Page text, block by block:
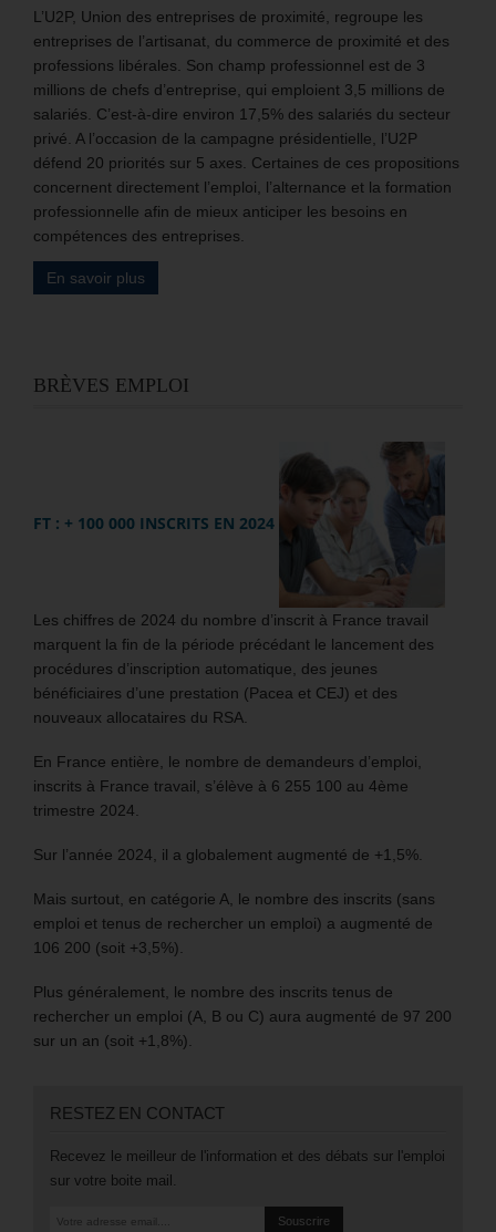
L’U2P, Union des entreprises de proximité, regroupe les
entreprises de l’artisanat, du commerce de proximité et des
professions libérales. Son champ professionnel est de 3
millions de chefs d’entreprise, qui emploient 3,5 millions de
salariés. C’est-à-dire environ 17,5% des salariés du secteur
privé. A l’occasion de la campagne présidentielle, l’U2P
défend 20 priorités sur 5 axes. Certaines de ces propositions
concernent directement l’emploi, l’alternance et la formation
professionnelle afin de mieux anticiper les besoins en
compétences des entreprises.
En savoir plus
BRÈVES EMPLOI
FT : + 100 000 INSCRITS EN 2024
Les chiffres de 2024 du nombre d’inscrit à France travail
marquent la fin de la période précédant le lancement des
procédures d’inscription automatique, des jeunes
bénéficiaires d’une prestation (Pacea et CEJ) et des
nouveaux allocataires du RSA.
En France entière, le nombre de demandeurs d’emploi,
inscrits à France travail, s’élève à 6 255 100 au 4ème
trimestre 2024.
Sur l’année 2024, il a globalement augmenté de +1,5%.
Mais surtout, en catégorie A, le nombre des inscrits (sans
emploi et tenus de rechercher un emploi) a augmenté de
106 200 (soit +3,5%).
Plus généralement, le nombre des inscrits tenus de
rechercher un emploi (A, B ou C) aura augmenté de 97 200
sur un an (soit +1,8%).
RESTEZ EN CONTACT
Recevez le meilleur de l'information et des débats sur l'emploi
sur votre boite mail.